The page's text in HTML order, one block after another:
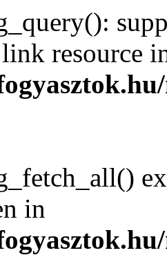
resource
in